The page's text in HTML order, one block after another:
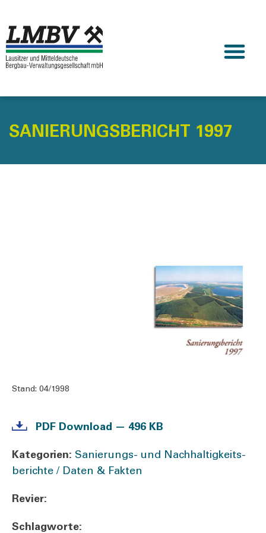
SANIERUNGSBERICHT 1997
Stand: 04/1998
PDF Down­load — 496 KB
Kate­go­rien: ­Sa­nie­rungs- und Nach­hal­tig­keits­
be­rich­te / Daten & Fak­ten
Revier:
Schlag­wor­te: